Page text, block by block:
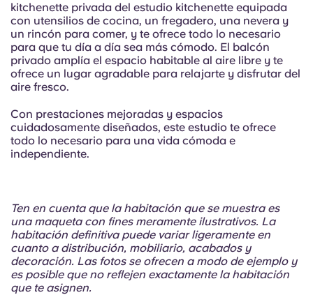
kitchenette privada del estudio kitchenette equipada
con utensilios de cocina, un fregadero, una nevera y
un rincón para comer, y te ofrece todo lo necesario
para que tu día a día sea más cómodo. El balcón
privado amplía el espacio habitable al aire libre y te
ofrece un lugar agradable para relajarte y disfrutar del
aire fresco.
Con prestaciones mejoradas y espacios
cuidadosamente diseñados, este estudio te ofrece
todo lo necesario para una vida cómoda e
independiente.
Ten en cuenta que la habitación que se muestra es
una maqueta con fines meramente ilustrativos. La
habitación definitiva puede variar ligeramente en
cuanto a distribución, mobiliario, acabados y
decoración. Las fotos se ofrecen a modo de ejemplo y
es posible que no reflejen exactamente la habitación
que te asignen.